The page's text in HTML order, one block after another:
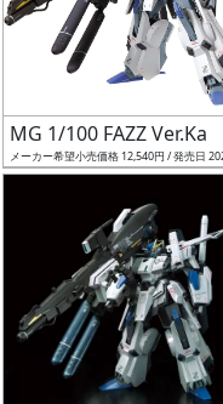
フ
リ
索
MG 1/100 FAZZ Ver.Ka
メーカー希望小売価格 12,540円 / 発売日